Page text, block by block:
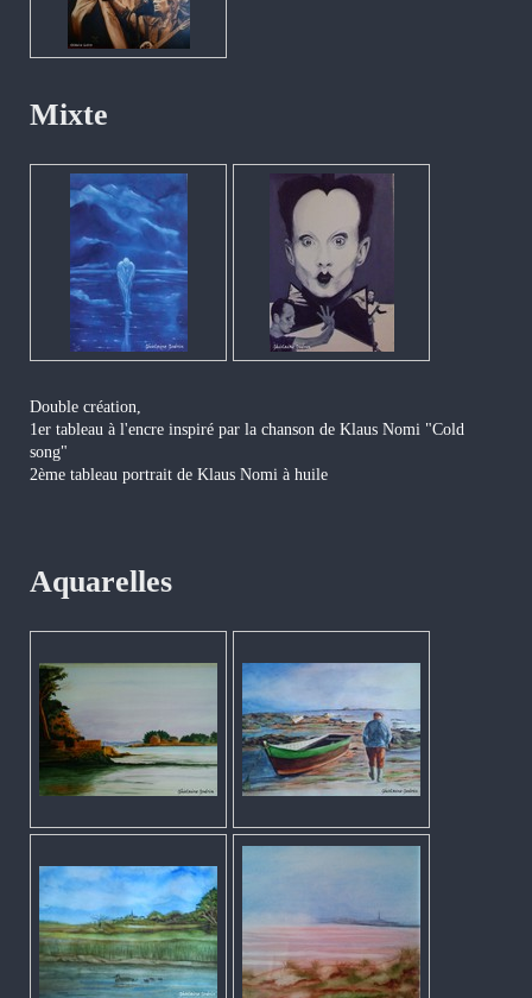
Mixte
Double création,
1er tableau à l'encre inspiré par la chanson de Klaus Nomi "Cold
song"
2ème tableau portrait de Klaus Nomi à huile
Aquarelles